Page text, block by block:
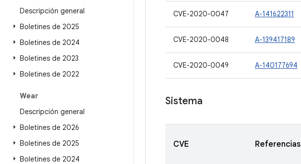
Descripción general
Boletines de 2025
Boletines de 2024
Boletines de 2023
Boletines de 2022
Wear
Descripción general
Boletines de 2026
Boletines de 2025
Boletines de 2024
CVE-2020-0047 A-141622311
CVE-2020-0048 A-139417189
CVE-2020-0049 A-140177694
Sistema
CVE Referencias